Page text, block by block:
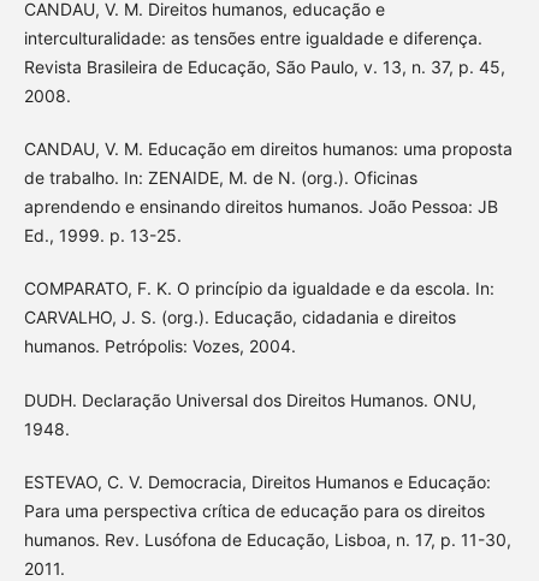
CANDAU, V. M. Direitos humanos, educação e
interculturalidade: as tensões entre igualdade e diferença.
Revista Brasileira de Educação, São Paulo, v. 13, n. 37, p. 45,
2008.
CANDAU, V. M. Educação em direitos humanos: uma proposta
de trabalho. In: ZENAIDE, M. de N. (org.). Oficinas
aprendendo e ensinando direitos humanos. João Pessoa: JB
Ed., 1999. p. 13-25.
COMPARATO, F. K. O princípio da igualdade e da escola. In:
CARVALHO, J. S. (org.). Educação, cidadania e direitos
humanos. Petrópolis: Vozes, 2004.
DUDH. Declaração Universal dos Direitos Humanos. ONU,
1948.
ESTEVAO, C. V. Democracia, Direitos Humanos e Educação:
Para uma perspectiva crítica de educação para os direitos
humanos. Rev. Lusófona de Educação, Lisboa, n. 17, p. 11-30,
2011.